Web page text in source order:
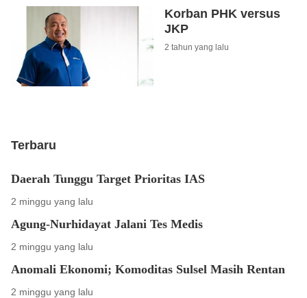
Korban PHK versus
JKP
2 tahun yang lalu
Terbaru
Daerah Tunggu Target Prioritas IAS
2 minggu yang lalu
Agung-Nurhidayat Jalani Tes Medis
2 minggu yang lalu
Anomali Ekonomi; Komoditas Sulsel Masih Rentan
2 minggu yang lalu